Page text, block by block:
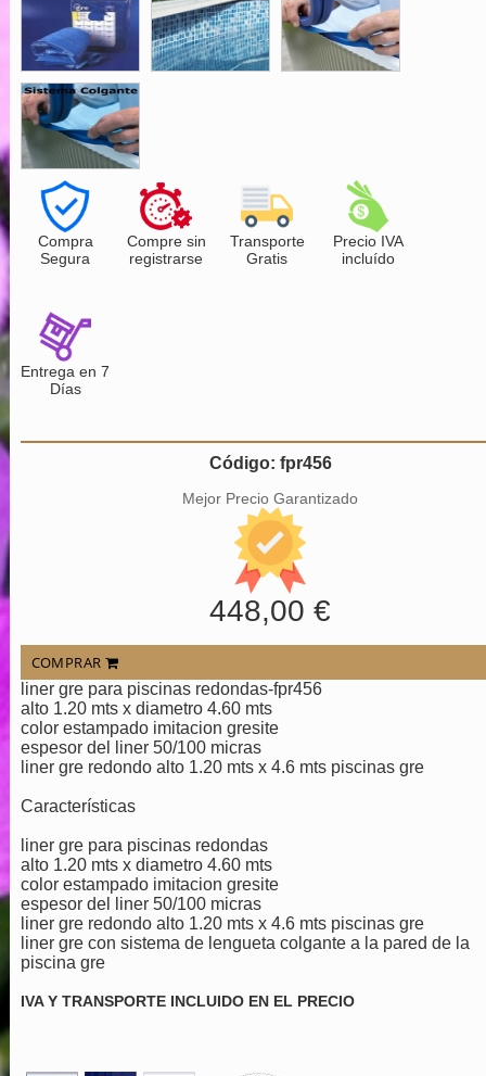
Compra
Segura
Compre sin
registrarse
Transporte
Gratis
Precio IVA
incluído
Entrega en 7
Días
Código: fpr456
Mejor Precio Garantizado
448,00 €
COMPRAR
liner gre para piscinas redondas-fpr456
alto 1.20 mts x diametro 4.60 mts
color estampado imitacion gresite
espesor del liner 50/100 micras
liner gre redondo alto 1.20 mts x 4.6 mts piscinas gre
Características
liner gre para piscinas redondas
alto 1.20 mts x diametro 4.60 mts
color estampado imitacion gresite
espesor del liner 50/100 micras
liner gre redondo alto 1.20 mts x 4.6 mts piscinas gre
liner gre con sistema de lengueta colgante a la pared de la
piscina gre
IVA Y TRANSPORTE INCLUIDO EN EL PRECIO